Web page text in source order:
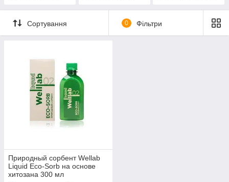
Сортування 0 Фільтри
Природный сорбент Wellab
Liquid Eco-Sorb на основе
хитозана 300 мл